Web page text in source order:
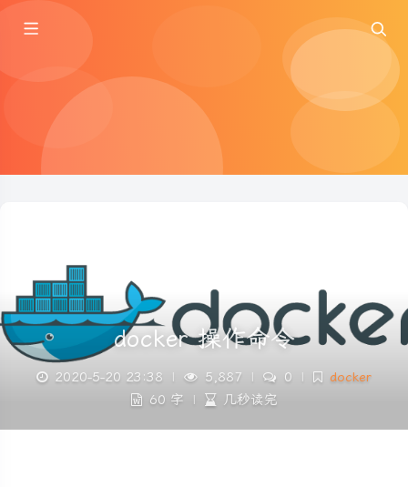
docker 操作命令
2020-5-20 23:38 | 5,887 | 0 |
docker
60 字
| 几秒读完